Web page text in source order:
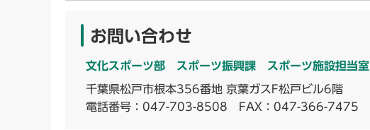
お問い合わせ
文化スポーツ部 スポーツ振興課 スポーツ施設担当室
千葉県松戸市根本356番地 京葉ガスF松戸ビル6階
電話番号： 047-703-8508 FAX：047-366-7475